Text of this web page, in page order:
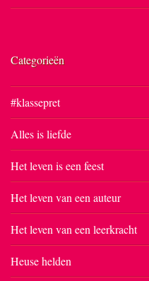
Categorieën
#klassepret
Alles is liefde
Het leven is een feest
Het leven van een auteur
Het leven van een leerkracht
Heuse helden